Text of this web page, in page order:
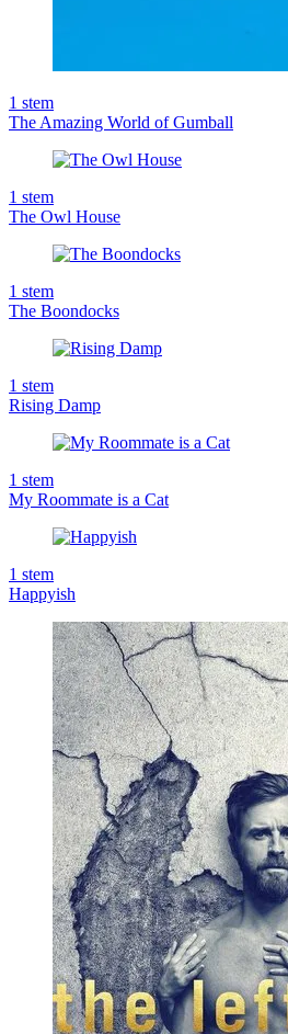
1 stem
The Amazing World of Gumball
1 stem
The Owl House
1 stem
The Boondocks
1 stem
Rising Damp
1 stem
My Roommate is a Cat
1 stem
Happyish